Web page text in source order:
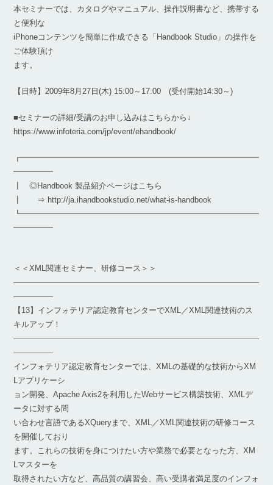
本セミナーでは、カタログやマニュアル、操作説明書など、携帯する
と便利な
iPhoneコンテンツを簡単に作成できる「Handbook Studio」の操作を
ご体験頂け
ます。
【日時】2009年8月27日(木) 15:00～17:00 (受付開始14:30～)
■セミナーの詳細/受講のお申し込みはこちらから↓
https://www.infoteria.com/jp/event/ehandbook/
┏━━━━━━━━━━━━━━━━━━━━━━━━━━━━━━
━━━━━
┃ ◎Handbook 製品紹介ページはこちら
┃ ⇒ http://ja.ihandbookstudio.net/what-is-handbook
┗━━━━━━━━━━━━━━━━━━━━━━━━━━━━━━
━━━━━
＜＜XML関連セミナー、研修コース＞＞
―――――――――――――――――――――――――――――――
―――――
【13】インフォテリア認定教育センターでXML／XML関連技術のス
キルアップ！
―――――――――――――――――――――――――――――――
―――――
インフォテリア認定教育センターでは、XMLの基礎的な技術からXM
Lアプリケーシ
ョン開発、Apache Axis2を利用したWebサービス構築技術、XMLデ
ータに対する問
い合わせ言語であるXQueryまで、XML／XML関連技術の研修コース
を開催しており
ます。これらの技術を身につけたい方や業務で必要となった方、XM
Lマスターを
取得されたい方など、高品質の講習会、高い受講者満足度のインフォ